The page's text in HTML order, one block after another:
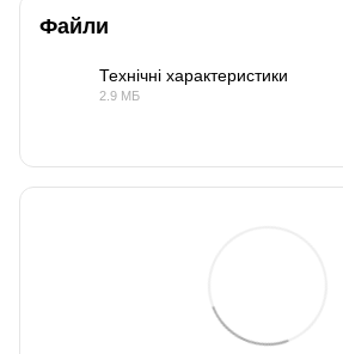
Файли
Технічні характеристики
2.9 МБ